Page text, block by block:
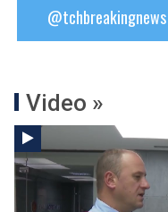
@tchbreakingnews
Video »